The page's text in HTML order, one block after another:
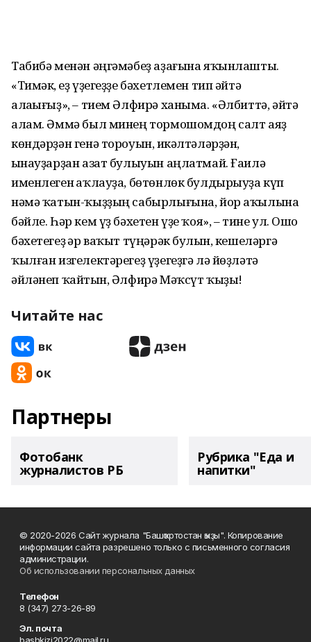
Табибә менән әңгәмәбеҙ аҙағына яҡынлашты.
«Тимәк, һеҙ үҙегеҙҙе бәхетлемен тип әйтә
алаһығыҙ», – тием Әлфирә ханыма. «Әлбиттә, әйтә
алам. Әммә был минең тормошомдоң салт аяҙ
көндәрҙән генә тороуын, һикәлтәләрҙән,
һынауҙарҙан азат булыуын аңлатмай. Ғаилә
именлеген һаҡлауҙа, бөтөнлөк булдырыуҙа күп
нәмә ҡатын-ҡыҙҙың сабырлығына, йор аҡылына
бәйле. Һәр кем үҙ бәхетен үҙе ҡоя», – тине ул. Ошо
бәхетегеҙ һәр ваҡыт түңәрәк булһын, кешеләргә
ҡылған изгелектәрегеҙ үҙегеҙгә лә йөҙләтә
әйләнеп ҡайтһын, Әлфирә Мәҡсүт ҡыҙы!
Читайте нас
Партнеры
Фотобанк
журналистов РБ
Рубрика "Еда и
напитки"
© 2020-2026 Сайт журнала "Башҡортостан ҡыҙы". Копирование
информации сайта разрешено только с письменного согласия
администрации.
Об использовании персональных данных
Телефон
8 (347) 273-26-89
Эл. почта